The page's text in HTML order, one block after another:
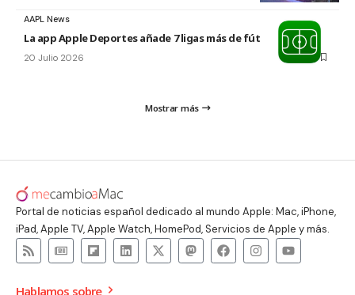
AAPL News
La app Apple Deportes añade 7 ligas más de fútbol
20 Julio 2026
Mostrar más
Portal de noticias español dedicado al mundo Apple: Mac, iPhone,
iPad, Apple TV, Apple Watch, HomePod, Servicios de Apple y más.
Hablamos sobre